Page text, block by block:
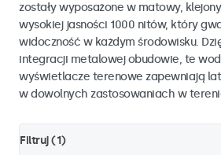
zostały wyposażone w matowy,
wysokiej jasności 1000 nitów, który
widoczność w każdym środowisku.
integracji metalowej obudowie, te
wyświetlacze terenowe zapewniają
w dowolnych zastosowaniach w
Filtruj (1)